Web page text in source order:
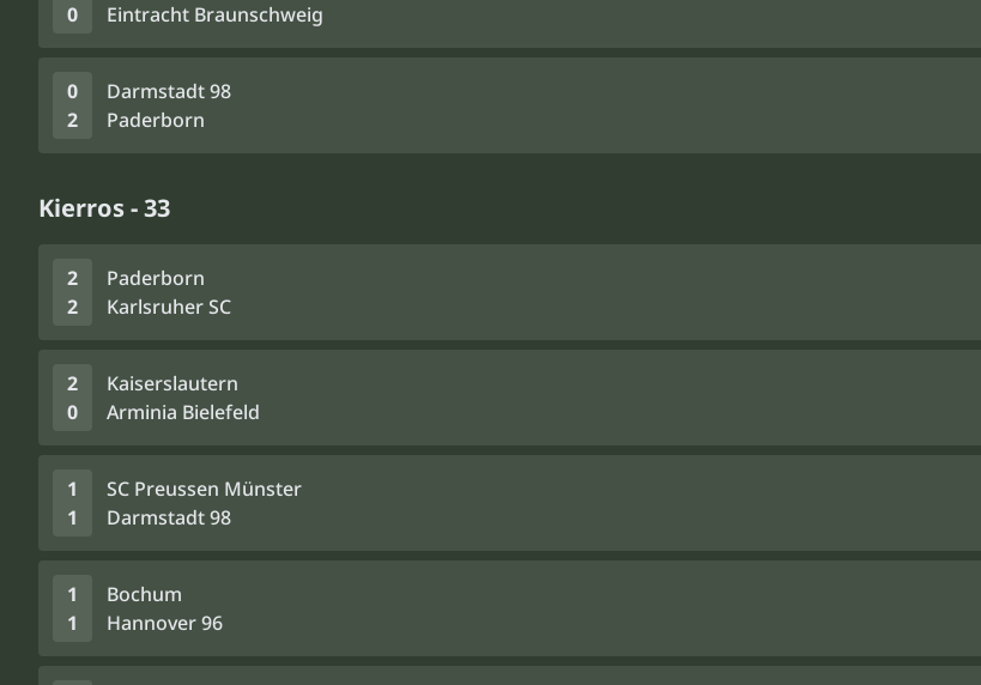
0
Eintracht Braunschweig
0
2
Darmstadt 98
Paderborn
Kierros - 33
2
2
Paderborn
Karlsruher SC
2
0
Kaiserslautern
Arminia Bielefeld
1
1
SC Preussen Münster
Darmstadt 98
1
1
Bochum
Hannover 96